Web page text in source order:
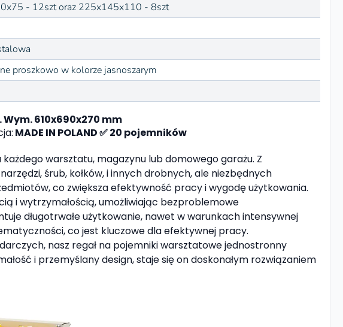
- 12szt oraz 225x145x110 - 8szt
proszkowo w kolorze jasnoszarym
610x690x270 mm
MADE IN POLAND ✅ 20 pojemników
warsztatu, magazynu lub domowego garażu. Z
śrub, kołków, i innych drobnych, ale niezbędnych
co zwiększa efektywność pracy i wygodę użytkowania.
i wytrzymałością, umożliwiając bezproblemowe
długotrwałe użytkowanie, nawet w warunkach intensywnej
co jest kluczowe dla efektywnej pracy.
nasz regał na pojemniki warsztatowe jednostronny
i przemyślany design, staje się on doskonałym rozwiązaniem